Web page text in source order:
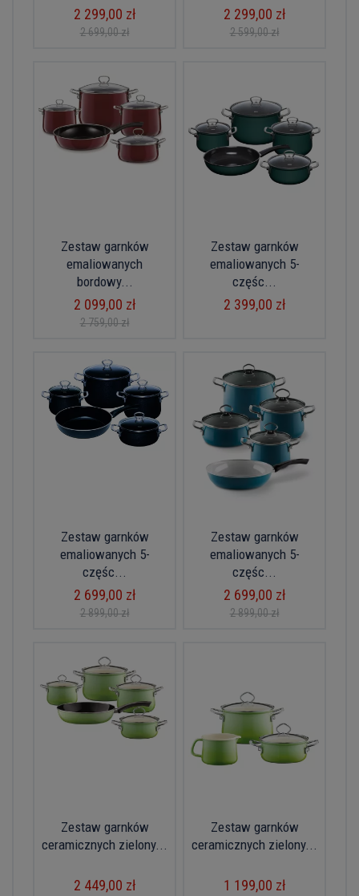
2 299,00 zł
2 699,00 zł
2 299,00 zł
2 599,00 zł
Zestaw garnków
emaliowanych
bordowy...
2 099,00 zł
2 759,00 zł
Zestaw garnków
emaliowanych 5-
częśc...
2 399,00 zł
Zestaw garnków
emaliowanych 5-
częśc...
2 699,00 zł
2 899,00 zł
Zestaw garnków
emaliowanych 5-
częśc...
2 699,00 zł
2 899,00 zł
Zestaw garnków
ceramicznych zielony...
2 449,00 zł
Zestaw garnków
ceramicznych zielony...
1 199,00 zł